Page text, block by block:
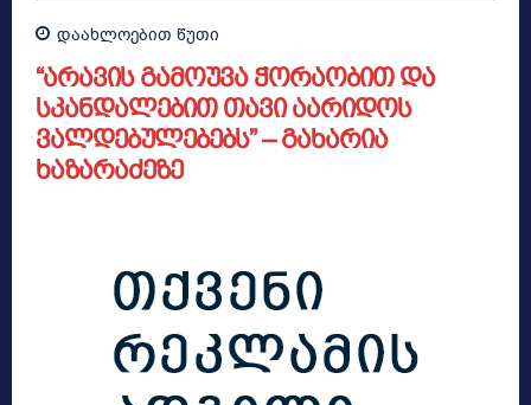
დაახლოებით წუთი
“არავის გამოუვა ჭორაობით და
სკანდალებით თავი აარიდოს
ვალდებულებებს” – გახარია
ხაზარაძეზე